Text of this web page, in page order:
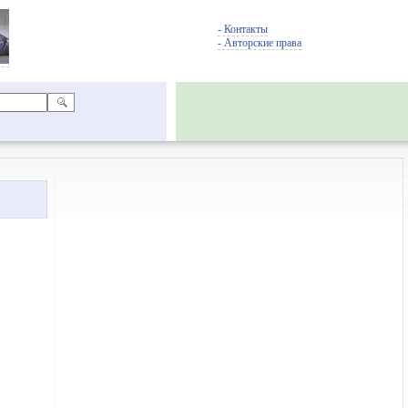
- Контакты
- Авторские права